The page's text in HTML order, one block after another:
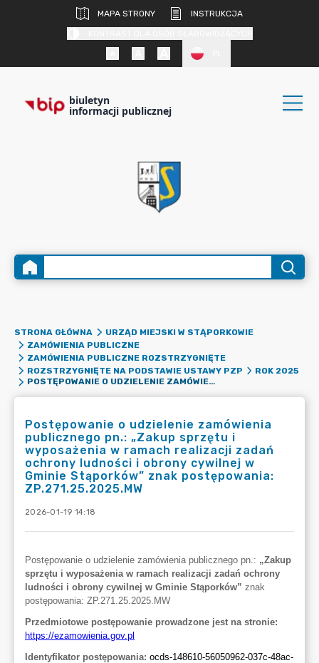
MAPA STRONY
INSTRUKCJA
biuletyn
informacji publicznej
STRONA GŁÓWNA
URZĄD MIEJSKI W STĄPORKOWIE
ZAMÓWIENIA PUBLICZNE
ZAMÓWIENIA PUBLICZNE ROZSTRZYGNIĘTE
ROZSTRZYGNIĘTE NA PODSTAWIE USTAWY PZP
ROK 2025
POSTĘPOWANIE O UDZIELENIE ZAMÓWIENIA PUBLICZNEGO PN.: „ZAKUP SPRZĘTU I WYPOSAŻENIA W RAMACH REALIZACJI ZADAŃ OCHRONY LUDNOŚCI I OBRONY CYWILNEJ W GMINIE STĄPORKÓW” ZNAK POSTĘPOWANIA: ZP.271.25.2025.MW
Postępowanie o udzielenie zamówienia
publicznego pn.: „Zakup sprzętu i
wyposażenia w ramach realizacji zadań
ochrony ludności i obrony cywilnej w
Gminie Stąporków” znak postępowania:
ZP.271.25.2025.MW
2026-01-19 14:18